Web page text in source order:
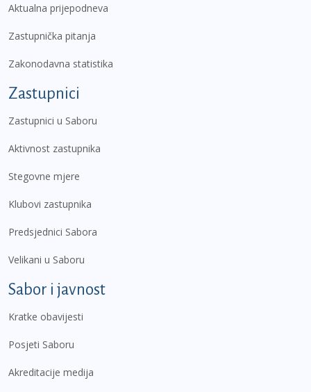
Aktualna prijepodneva
Zastupnička pitanja
Zakonodavna statistika
Zastupnici
Zastupnici u Saboru
Aktivnost zastupnika
Stegovne mjere
Klubovi zastupnika
Predsjednici Sabora
Velikani u Saboru
Sabor i javnost
Kratke obavijesti
Posjeti Saboru
Akreditacije medija